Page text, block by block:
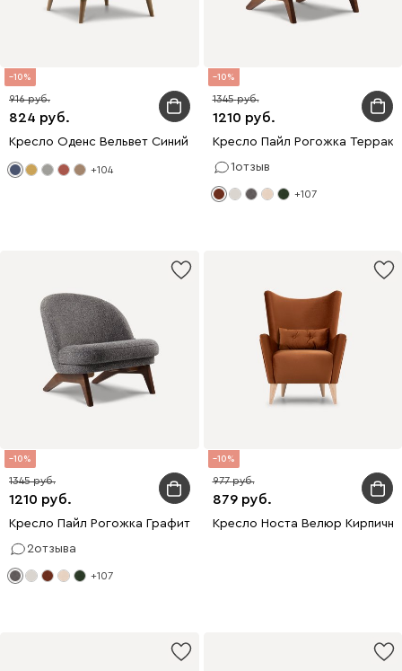
10
824
916
Кресло Оденс Вельвет Синий
+104
10
1210
1345
Кресло Пайл Рогожка
1отзыв
+107
10
1210
1345
Кресло Пайл Рогожка Графитовый
2отзыва
+107
10
879
977
Кресло Носта Велюр